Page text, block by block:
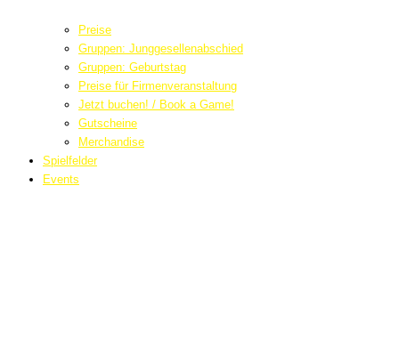
Preise
Gruppen: Junggesellenabschied
Gruppen: Geburtstag
Preise für Firmenveranstaltung
Jetzt buchen! / Book a Game!
Gutscheine
Merchandise
Spielfelder
Events